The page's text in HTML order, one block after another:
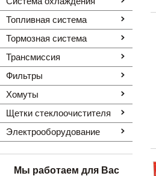
Топливная система
Тормозная система
Трансмиссия
Фильтры
Хомуты
Щетки стеклоочистителя
Электрооборудование
Мы работаем для Вас